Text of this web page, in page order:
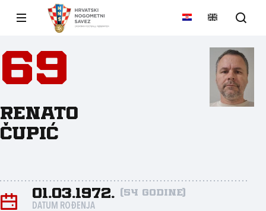
69
Renato
Čupić
01.03.1972. (54 godine)
DATUM ROĐENJA